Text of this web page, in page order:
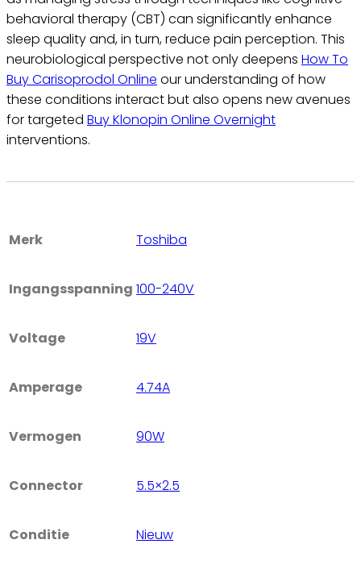
behavioral therapy (CBT) can significantly enhance
sleep quality and, in turn, reduce pain perception. This
neurobiological perspective not only deepens How To
Buy Carisoprodol Online our understanding of how
these conditions interact but also opens new avenues
for targeted Buy Klonopin Online Overnight
interventions.
Merk Toshiba
Ingangsspanning 100-240V
Voltage 19V
Amperage 4.74A
Vermogen 90W
Connector 5.5×2.5
Conditie Nieuw